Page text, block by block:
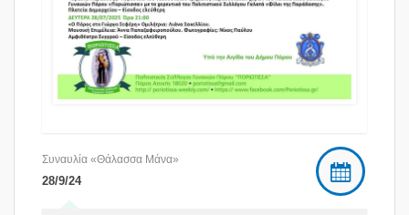
Συναυλία «Θάλασσα Μάνα»
28/9/24